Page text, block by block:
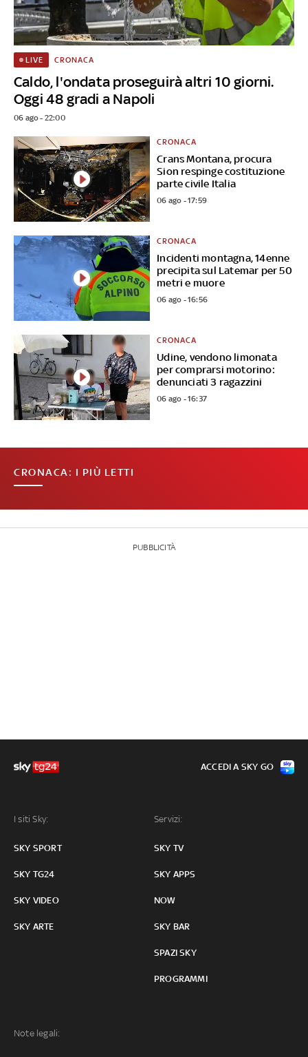
Caldo, l'ondata proseguirà altri 10 giorni.
Oggi 48 gradi a Napoli
LIVE CRONACA
06 ago - 22:00
Crans Montana, procura
Sion respinge costituzione
parte civile Italia
CRONACA
06 ago - 17:59
Incidenti montagna, 14enne
precipita sul Latemar per 50
metri e muore
CRONACA
06 ago - 16:56
Udine, vendono limonata
per comprarsi motorino:
denunciati 3 ragazzini
CRONACA
06 ago - 16:37
CRONACA: I PIÙ LETTI
PUBBLICITÀ
I siti Sky:
SKY SPORT
SKY TG24
SKY VIDEO
SKY ARTE
Servizi:
SKY TV
SKY APPS
NOW
SKY BAR
SPAZI SKY
PROGRAMMI
Note legali:
ACCEDI A SKY GO